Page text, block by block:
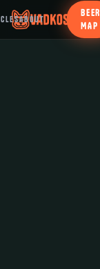
ABOUT
BEER
MAP